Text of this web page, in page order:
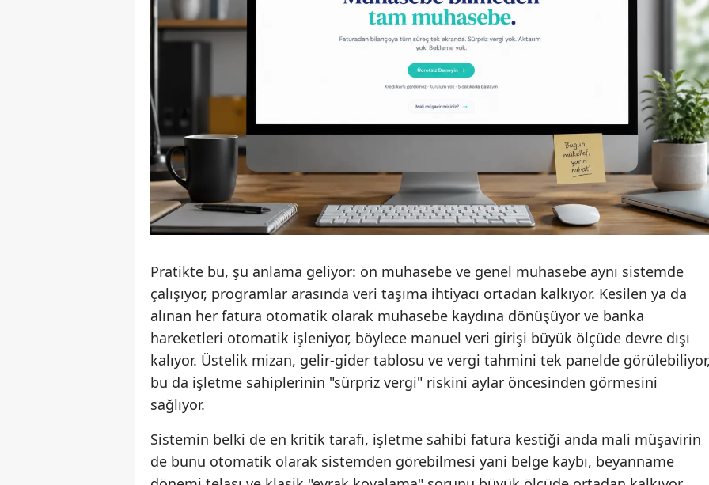
Pratikte bu, şu anlama geliyor: ön muhasebe ve genel muhasebe aynı sistemde
çalışıyor, programlar arasında veri taşıma ihtiyacı ortadan kalkıyor. Kesilen ya da
alınan her fatura otomatik olarak muhasebe kaydına dönüşüyor ve banka
hareketleri otomatik işleniyor, böylece manuel veri girişi büyük ölçüde devre dışı
kalıyor. Üstelik mizan, gelir-gider tablosu ve vergi tahmini tek panelde
bu da işletme sahiplerinin "sürpriz vergi" riskini aylar öncesinden görmesini
sağlıyor.
Sistemin belki de en kritik tarafı, işletme sahibi fatura kestiği anda mali müşavirin
de bunu otomatik olarak sistemden görebilmesi yani belge kaybı, beyanname